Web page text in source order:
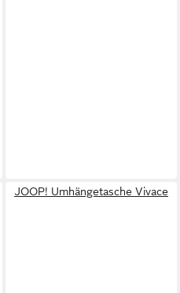
JOOP! Umhängetasche Vivace